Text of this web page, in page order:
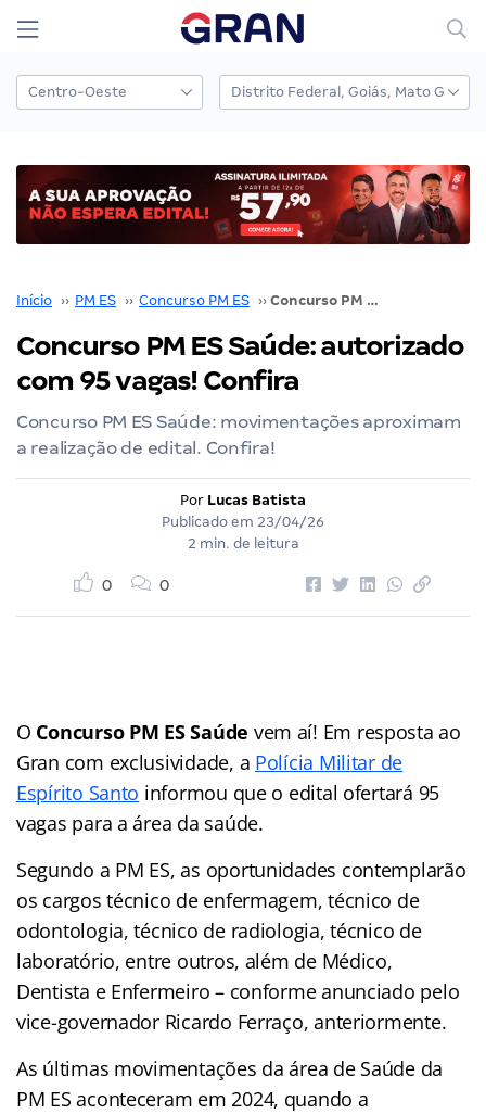
Início ›› PM ES ›› Concurso PM ES ›› Concurso PM ES Saúde: autorizado com 95 vagas! Confira
Concurso PM ES Saúde: autorizado
com 95 vagas! Confira
Concurso PM ES Saúde: movimentações aproximam
a realização de edital. Confira!
Por Lucas Batista
Publicado em 23/04/26
2 min. de leitura
0 0
O Concurso PM ES Saúde vem aí! Em resposta ao
Gran com exclusividade, a Polícia Militar de
Espírito Santo informou que o edital ofertará 95
vagas para a área da saúde.
Segundo a PM ES, as oportunidades contemplarão
os cargos técnico de enfermagem, técnico de
odontologia, técnico de radiologia, técnico de
laboratório, entre outros, além de Médico,
Dentista e Enfermeiro – conforme anunciado pelo
vice-governador Ricardo Ferraço, anteriormente.
As últimas movimentações da área de Saúde da
PM ES aconteceram em 2024, quando a